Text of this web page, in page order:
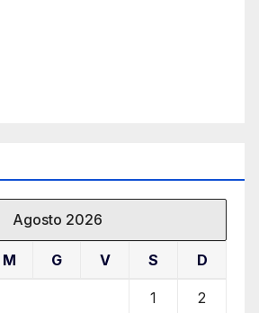
Agosto 2026
M G V S D
1 2